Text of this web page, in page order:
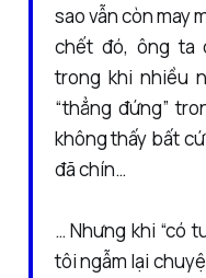
sao vẫn còn may
chết đó, ông ta
trong khi nhiều
“thẳng đứng”
không thấy bất
đã chín…
… Nhưng khi “có
tôi ngẫm lại